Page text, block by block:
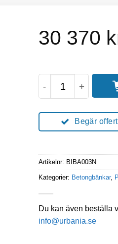
30 370
BIDE Bänk 3
Begär offert
Artikelnr: BIBA003N
Kategorier: Betongbänkar,
Du kan även beställa
info@urbania.se